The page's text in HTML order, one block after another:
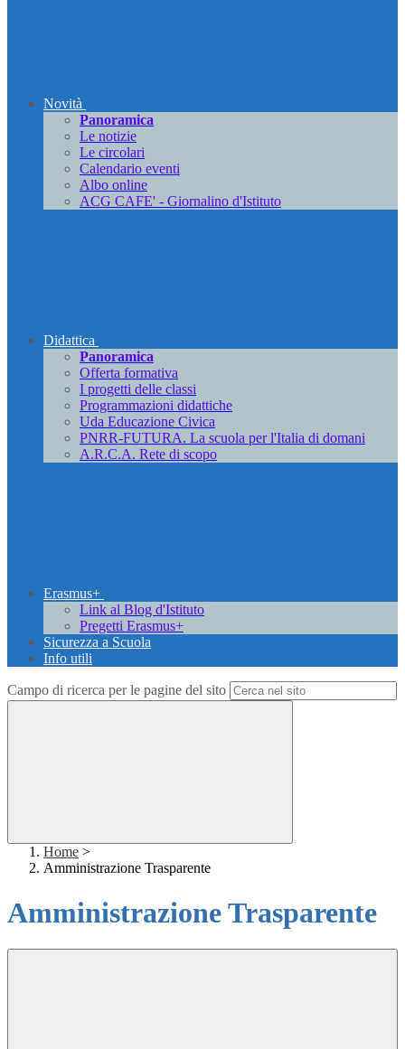
Novità
Panoramica
Le notizie
Le circolari
Calendario eventi
Albo online
ACG CAFE' - Giornalino d'Istituto
Didattica
Panoramica
Offerta formativa
I progetti delle classi
Programmazioni didattiche
Uda Educazione Civica
PNRR-FUTURA. La scuola per l'Italia di domani
A.R.C.A. Rete di scopo
Erasmus+
Link al Blog d'Istituto
Pregetti Erasmus+
Sicurezza a Scuola
Info utili
Campo di ricerca per le pagine del sito
Home >
Amministrazione Trasparente
Amministrazione Trasparente